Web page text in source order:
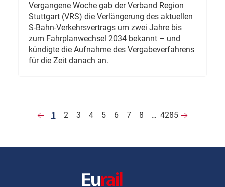
Vergangene Woche gab der Verband Region
Stuttgart (VRS) die Verlängerung des aktuellen
S-Bahn-Verkehrsvertrags um zwei Jahre bis
zum Fahrplanwechsel 2034 bekannt – und
kündigte die Aufnahme des Vergabeverfahrens
für die Zeit danach an.
1 2 3 4 5 6 7 8 … 4285